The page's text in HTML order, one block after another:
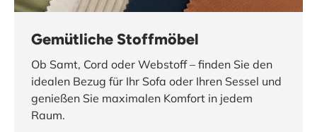
Gemütliche Stoffmöbel
Ob Samt, Cord oder Webstoff – finden Sie den
idealen Bezug für Ihr Sofa oder Ihren Sessel und
genießen Sie maximalen Komfort in jedem
Raum.